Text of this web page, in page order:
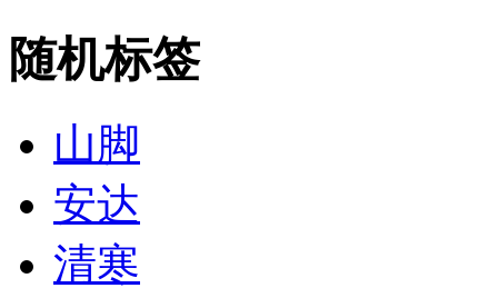
随机标签
山脚
安达
清寒